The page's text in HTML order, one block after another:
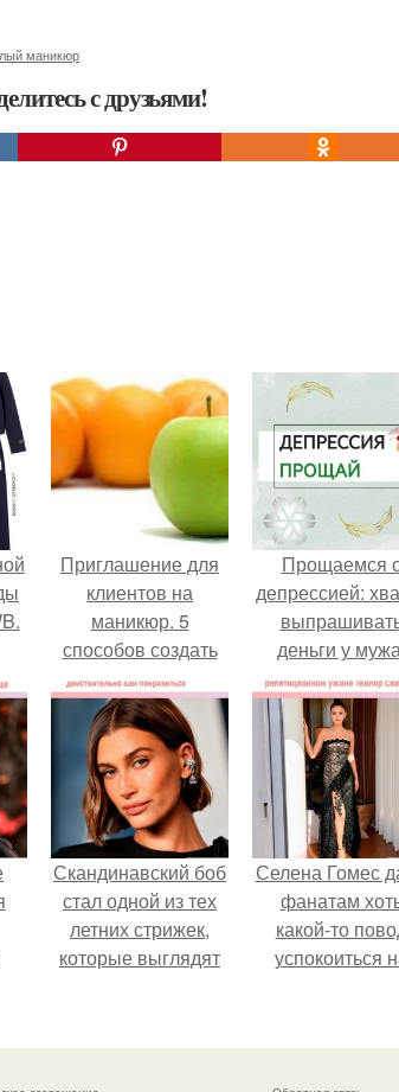
маникюр
с друзьями!
Приглашение для
клиентов на
маникюр. 5
способов создать
уникальное
торговое
предложение и
оставить
конкурентов далеко
позади.
Прощаемся
депрессией:
деньги у
Скандинавский боб
стал одной из тех
летних стрижек,
которые выглядят
Селена Гомес
фанатам
какой-то
успокоиться
свадьбе